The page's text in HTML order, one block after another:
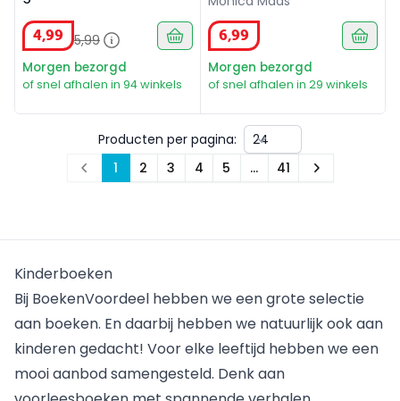
4,99 5,99
Morgen bezorgd
of snel afhalen in 94 winkels
6,99
Morgen bezorgd
of snel afhalen in 29 winkels
Producten per pagina:
Prev 1 2 3 4 5 … 41 Next
Kinderboeken
Bij BoekenVoordeel hebben we een grote selectie
aan boeken. En daarbij hebben we natuurlijk ook aan
kinderen gedacht! Voor elke leeftijd hebben we een
mooi aanbod samengesteld. Denk aan